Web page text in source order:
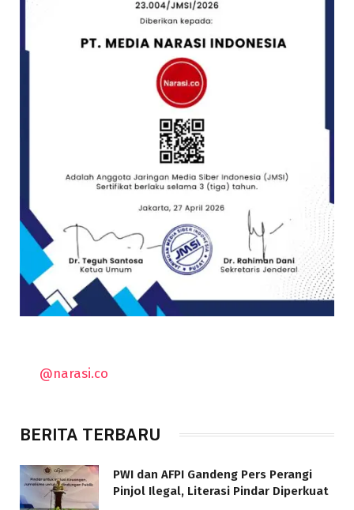
@narasi.co
BERITA TERBARU
PWI dan AFPI Gandeng Pers Perangi
Pinjol Ilegal, Literasi Pindar Diperkuat